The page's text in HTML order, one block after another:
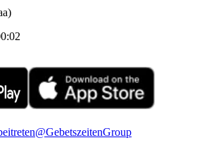
)
@GebetszeitenGroup